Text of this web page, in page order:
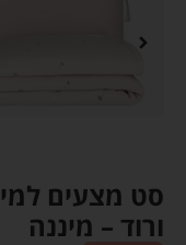
סט מצעים
ורוד – מיננה